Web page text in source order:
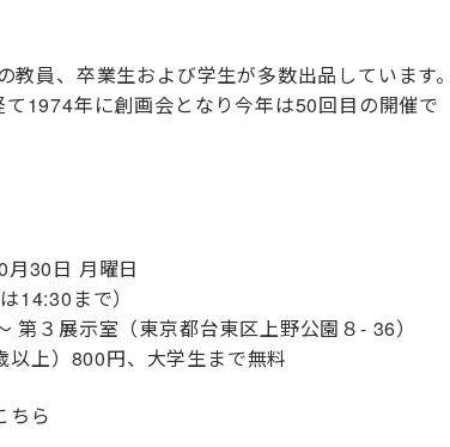
教員、卒業生および学生が多数出品しています。
1974年に創画会となり今年は50回目の開催で
30日 月曜日
14:30まで）
第３展示室 （東京都台東区上野公園８- 36）
上）800円、大学生まで無料
ちら